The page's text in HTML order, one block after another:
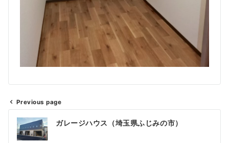
Previous page
ガレージハウス（埼玉県ふじみの市）